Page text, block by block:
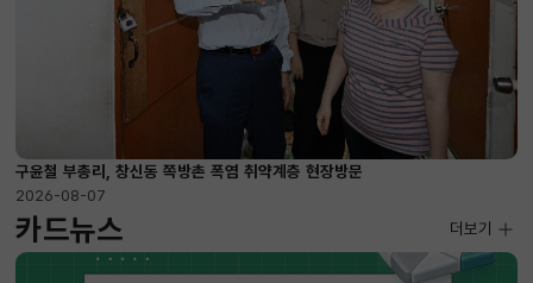
구윤철 부총리, 창신동 쪽방촌 폭염 취약계층 현장방문
2026-08-07
카드뉴스 더보기